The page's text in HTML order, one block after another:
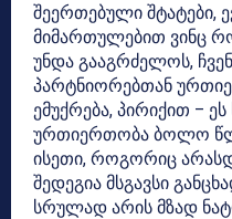
შეერთებული შტატები,
მიმართულებით ვინც
უნდა გააგრძელოს,
პარტნიორებთან
ემუქრება, პირიქით –
ურთიერთობა ბოლო
ისეთი, როგორიც
შედეგია მსგავსი
სრულად არის მზად